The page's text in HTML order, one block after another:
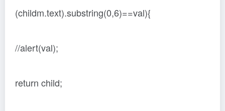
(childm.text).substring(0,6)==val){
//alert(val);
return child;